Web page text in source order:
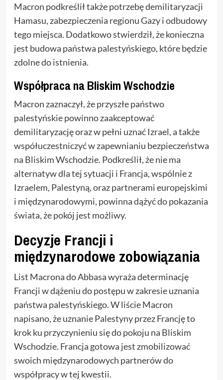
Macron podkreślił także potrzebę demilitaryzacji
Hamasu, zabezpieczenia regionu Gazy i odbudowy
tego miejsca. Dodatkowo stwierdził, że konieczna
jest budowa państwa palestyńskiego, które będzie
zdolne do istnienia.
Współpraca na Bliskim Wschodzie
Macron zaznaczył, że przyszłe państwo
palestyńskie powinno zaakceptować
demilitaryzację oraz w pełni uznać Izrael, a także
współuczestniczyć w zapewnianiu bezpieczeństwa
na Bliskim Wschodzie. Podkreślił, że nie ma
alternatyw dla tej sytuacji i Francja, wspólnie z
Izraelem, Palestyną, oraz partnerami europejskimi
i międzynarodowymi, powinna dążyć do pokazania
świata, że pokój jest możliwy.
Decyzje Francji i
międzynarodowe zobowiązania
List Macrona do Abbasa wyraża determinację
Francji w dążeniu do postępu w zakresie uznania
państwa palestyńskiego. W liście Macron
napisano, że uznanie Palestyny przez Francję to
krok ku przyczynieniu się do pokoju na Bliskim
Wschodzie. Francja gotowa jest zmobilizować
swoich międzynarodowych partnerów do
współpracy w tej kwestii.